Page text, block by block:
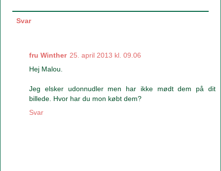
Svar
fru Winther 25. april 2013 kl. 09.06
Hej Malou.
Jeg elsker udonnudler men har ikke mødt dem på dit
billede. Hvor har du mon købt dem?
Svar